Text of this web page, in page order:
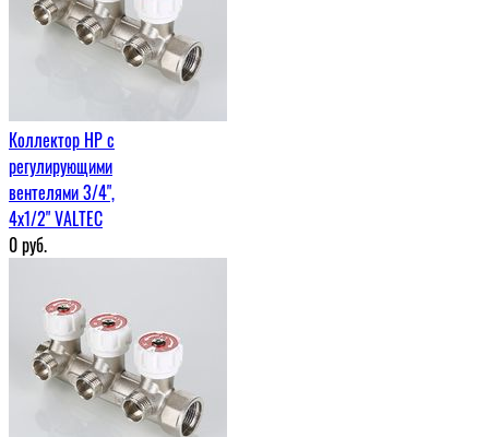
Коллектор НР с
регулирующими
вентелями 3/4",
4x1/2" VALTEC
0руб.